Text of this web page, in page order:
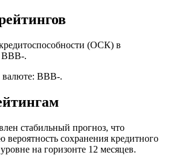
(ОСК) в
ВВВ-.
ВВВ-.
стабильный прогноз, что
вероятность сохранения кредитного
на горизонте 12 месяцев.